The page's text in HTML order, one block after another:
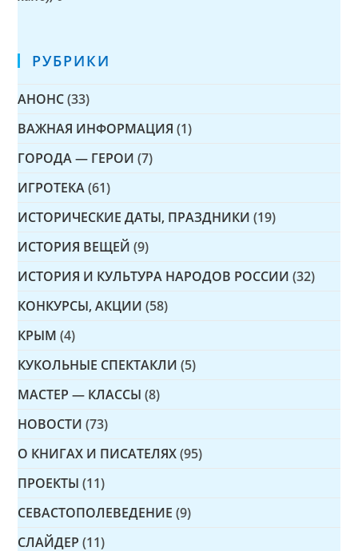
РУБРИКИ
АНОНС (33)
ВАЖНАЯ ИНФОРМАЦИЯ (1)
ГОРОДА — ГЕРОИ (7)
ИГРОТЕКА (61)
ИСТОРИЧЕСКИЕ ДАТЫ, ПРАЗДНИКИ (19)
ИСТОРИЯ ВЕЩЕЙ (9)
ИСТОРИЯ И КУЛЬТУРА НАРОДОВ РОССИИ (32)
КОНКУРСЫ, АКЦИИ (58)
КРЫМ (4)
КУКОЛЬНЫЕ СПЕКТАКЛИ (5)
МАСТЕР — КЛАССЫ (8)
НОВОСТИ (73)
О КНИГАХ И ПИСАТЕЛЯХ (95)
ПРОЕКТЫ (11)
СЕВАСТОПОЛЕВЕДЕНИЕ (9)
СЛАЙДЕР (11)